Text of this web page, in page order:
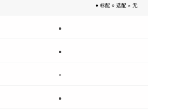
● 标配 ○ 选配 × 无
●
●
×
●